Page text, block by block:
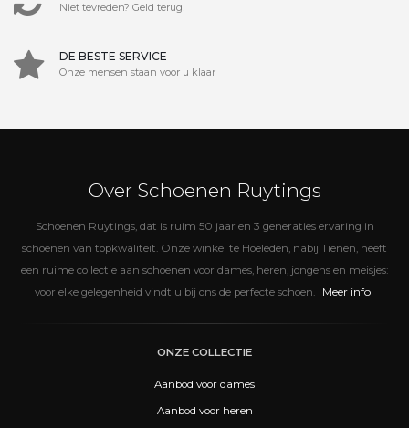
Niet tevreden? Geld terug!
DE BESTE SERVICE
Onze mensen staan voor u klaar
Over Schoenen Ruytings
Schoenen Ruytings, dat is ruim 50 jaar en 3 generaties ervaring in
schoenen van topkwaliteit. Onze winkel te Hoeleden, nabij Tienen, heeft
een ruime collectie aan schoenen voor dames, heren, jongens en meisjes:
voor elke gelegenheid vindt u bij ons de perfecte schoen.
Meer info
ONZE COLLECTIE
Aanbod voor dames
Aanbod voor heren